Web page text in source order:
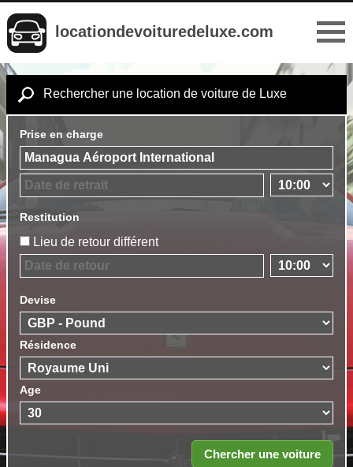
locationdevoituredeluxe.com
Rechercher une location de voiture de Luxe
Prise en charge
Restitution
Lieu de retour différent
Devise
Résidence
Age